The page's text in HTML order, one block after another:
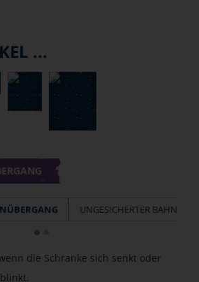
...
UNGESICHERTER
die Schranke sich senkt oder